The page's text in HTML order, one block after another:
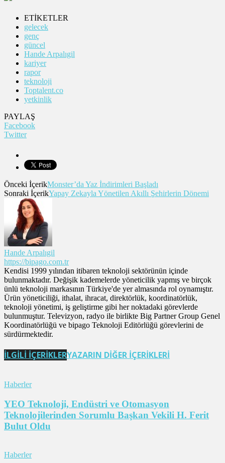
ETİKETLER
gelecek
genç
güncel
Hande Arpalıgil
kariyer
rapor
teknoloji
Toptalent.co
yetkinlik
PAYLAŞ
Facebook
Twitter
Önceki İçerikMonster’da Yaz İndirimleri Başladı
Sonraki İçerikYapay Zekayla Yönetilen Akıllı Şehirlerin Dönemi
Hande Arpalıgil
https://bipago.com.tr
Kendisi 1999 yılından itibaren teknoloji sektörünün içinde
bulunmaktadır. Değişik kademelerde yöneticilik yapmış ve birçok
ünlü teknoloji markasının Türkiye'de yer almasında rol oynamıştır.
Ürün yöneticiliği, ithalat, ihracat, direktörlük, koordinatörlük,
teknoloji yönetimi, iş geliştirme gibi her noktadaki görevlerde
bulunmuştur. Televizyon, radyo ile birlikte Big Partner Group Genel
Koordinatörlüğü ve bipago Teknoloji Editörlüğü görevlerini de
sürdürmektedir.
İLGİLİ İÇERİKLERYAZARIN DİĞER İÇERİKLERİ
Haberler
YEO Teknoloji, Endüstri ve Otomasyon
Teknolojilerinden Sorumlu Başkan Vekili H. Ferit
Bulut Oldu
Haberler